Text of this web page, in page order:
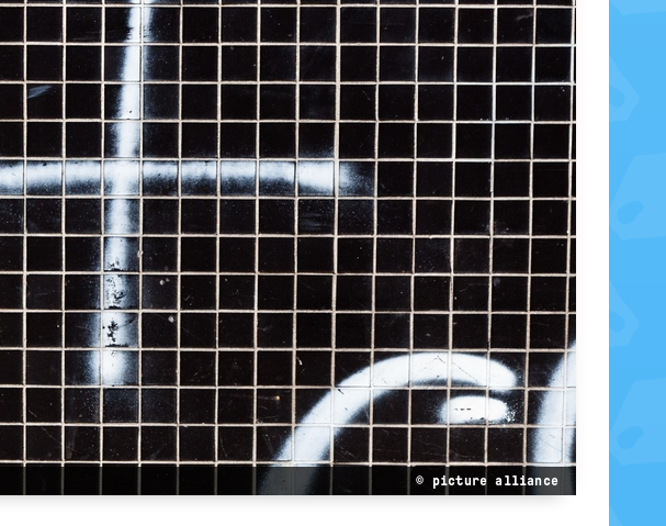
© picture alliance